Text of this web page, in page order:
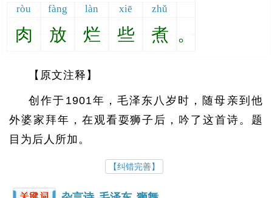
ròu fàng làn xiē zhǔ
肉 放 烂 些 煮 。
【原文注释】
创作于1901年，毛泽东八岁时，随母亲到他
外婆家拜年，在观看耍狮子后，吟了这首诗。题
目为后人所加。
【纠错完善】